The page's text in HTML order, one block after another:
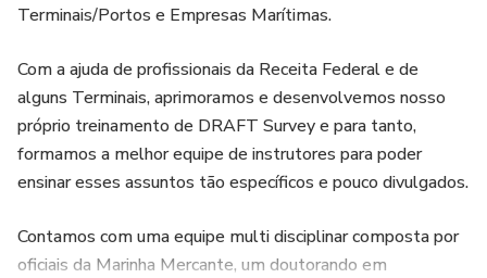
Terminais/Portos e Empresas Marítimas.
​Com a ajuda de profissionais da Receita Federal e de
alguns Terminais, aprimoramos e desenvolvemos nosso
próprio treinamento de DRAFT Survey e para tanto,
formamos a melhor equipe de instrutores para poder
ensinar esses assuntos tão específicos e pouco divulgados.​
Contamos com uma equipe multi disciplinar composta por
oficiais da Marinha Mercante, um doutorando em